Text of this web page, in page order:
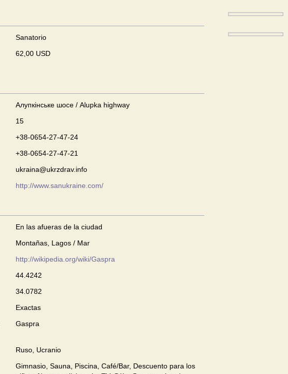
Sanatorio
62,00 USD
Алупкінське шосе / Alupka highway
15
+38-0654-27-47-24
+38-0654-27-47-21
ukraina@ukrzdrav.info
http://www.sanukraine.com/
En las afueras de la ciudad
Montañas, Lagos / Mar
http://wikipedia.org/wiki/Gaspra
44.4242
34.0782
Exactas
Gaspra
Ruso, Ucranio
Gimnasio, Sauna, Piscina, Café/Bar, Descuento para los